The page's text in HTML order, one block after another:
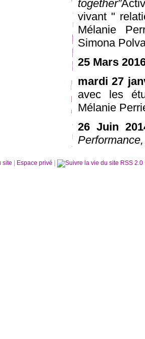
together”
vivant "
Mélanie
Simona
25 Mars
mardi 27
avec les
Mélanie
26 Juin
site Espace privé RSS 2.0